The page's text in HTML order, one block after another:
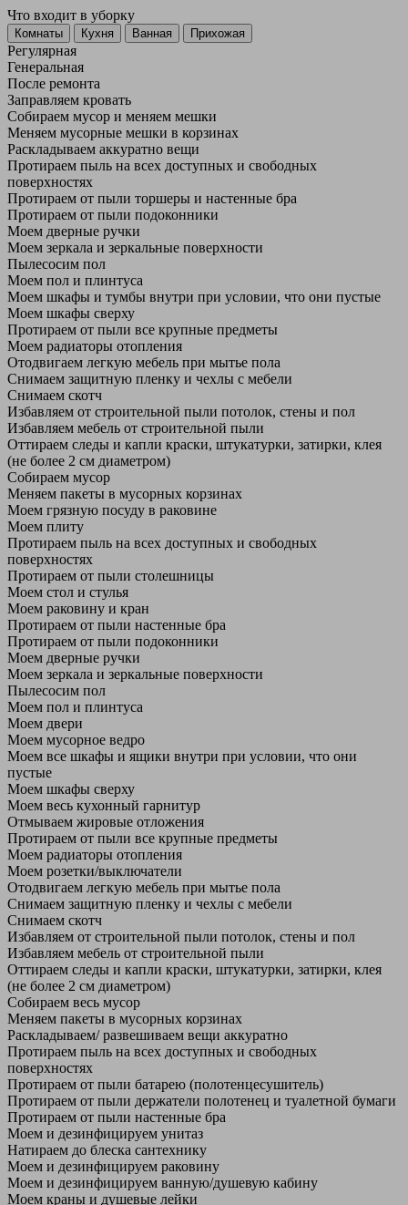
Что входит в уборку
Регу­лярная
Гене­ральная
После ремонта
Заправляем кровать
Собираем мусор и меняем мешки
Меняем мусорные мешки в корзинах
Раскладываем аккуратно вещи
Протираем пыль на всех доступных и свободных
поверхностях
Протираем от пыли торшеры и настенные бра
Протираем от пыли подоконники
Моем дверные ручки
Моем зеркала и зеркальные поверхности
Пылесосим пол
Моем пол и плинтуса
Моем шкафы и тумбы внутри при условии, что они пустые
Моем шкафы сверху
Протираем от пыли все крупные предметы
Моем радиаторы отопления
Отодвигаем легкую мебель при мытье пола
Снимаем защитную пленку и чехлы с мебели
Снимаем скотч
Избавляем от строительной пыли потолок, стены и пол
Избавляем мебель от строительной пыли
Оттираем следы и капли краски, штукатурки, затирки, клея
(не более 2 см диаметром)
Собираем мусор
Меняем пакеты в мусорных корзинах
Моем грязную посуду в раковине
Моем плиту
Протираем пыль на всех доступных и свободных
поверхностях
Протираем от пыли столешницы
Моем стол и стулья
Моем раковину и кран
Протираем от пыли настенные бра
Протираем от пыли подоконники
Моем дверные ручки
Моем зеркала и зеркальные поверхности
Пылесосим пол
Моем пол и плинтуса
Моем двери
Моем мусорное ведро
Моем все шкафы и ящики внутри при условии, что они
пустые
Моем шкафы сверху
Моем весь кухонный гарнитур
Отмываем жировые отложения
Протираем от пыли все крупные предметы
Моем радиаторы отопления
Моем розетки/выключатели
Отодвигаем легкую мебель при мытье пола
Снимаем защитную пленку и чехлы с мебели
Снимаем скотч
Избавляем от строительной пыли потолок, стены и пол
Избавляем мебель от строительной пыли
Оттираем следы и капли краски, штукатурки, затирки, клея
(не более 2 см диаметром)
Собираем весь мусор
Меняем пакеты в мусорных корзинах
Раскладываем/ развешиваем вещи аккуратно
Протираем пыль на всех доступных и свободных
поверхностях
Протираем от пыли батарею (полотенцесушитель)
Протираем от пыли держатели полотенец и туалетной бумаги
Протираем от пыли настенные бра
Моем и дезинфицируем унитаз
Натираем до блеска сантехнику
Моем и дезинфицируем раковину
Моем и дезинфицируем ванную/душевую кабину
Моем краны и душевые лейки